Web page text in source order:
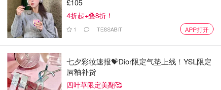
4折起+叠8折！
1 TESSABIT APP打开
七夕彩妆速报💝Dior限定气垫上线！YSL限定
唇釉补货
四叶草限定美翻🥰